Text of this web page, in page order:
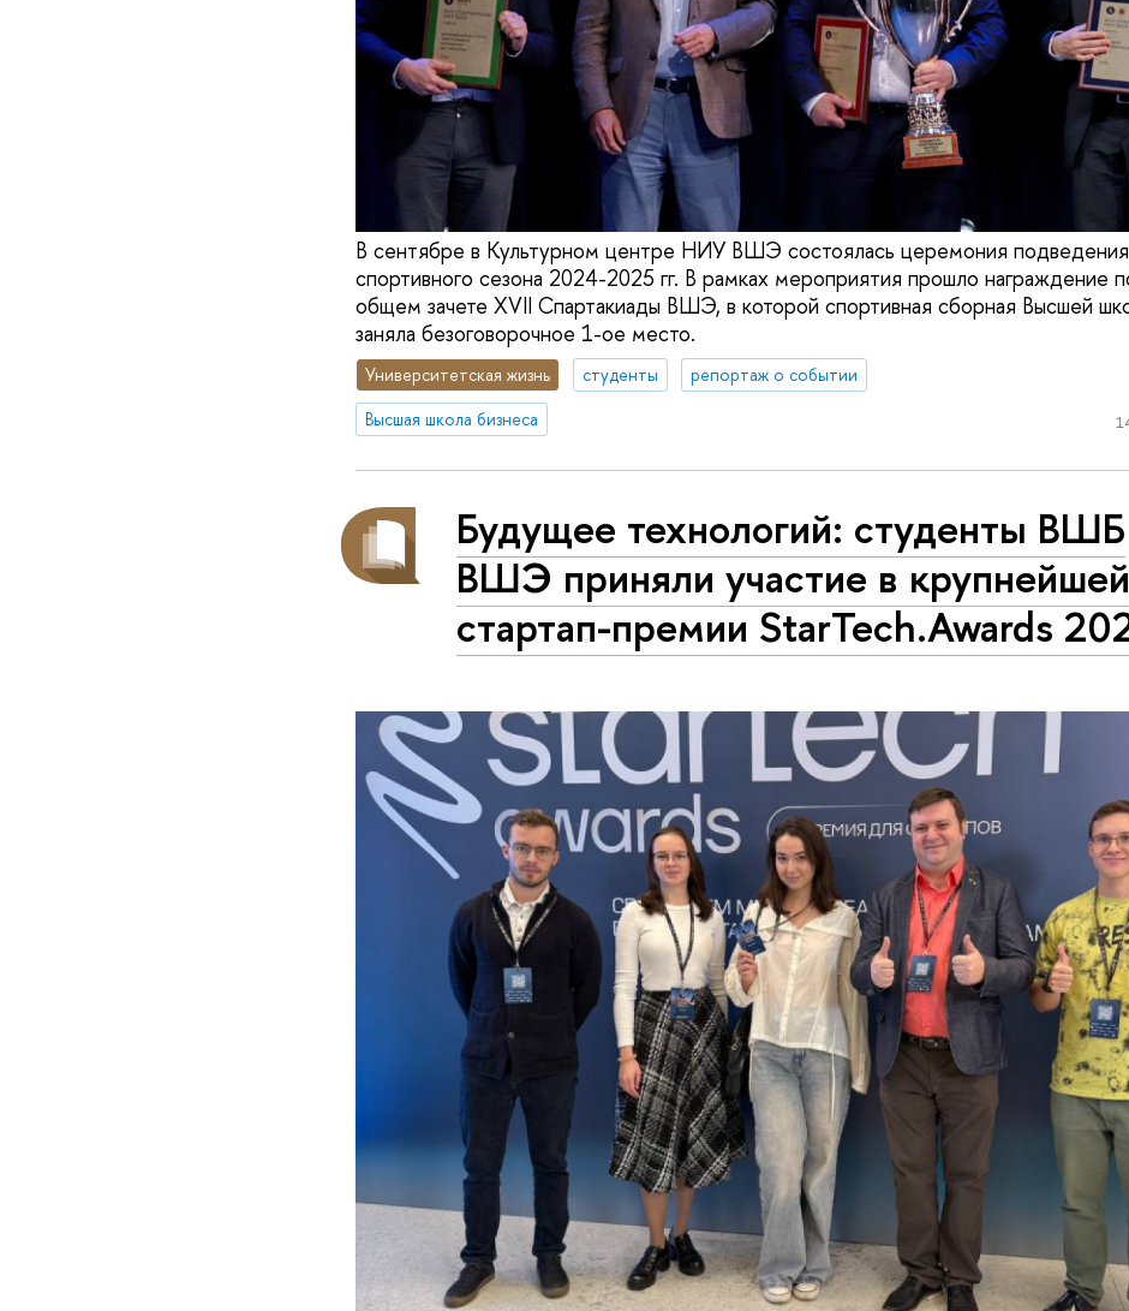
В сентябре в Культурном центре НИУ ВШЭ состоялась церемония подведения
спортивного сезона 2024-2025 гг. В рамках мероприятия прошло награждение
общем зачете XVII Спартакиады ВШЭ, в которой спортивная сборная Высшей
заняла безоговорочное 1-ое место.
Университетская жизнь студенты
репортаж о событии
Высшая школа бизнеса
Будущее технологий: студенты ВШБ
ВШЭ приняли участие в крупнейшей
стартап-премии StarTech.Awards